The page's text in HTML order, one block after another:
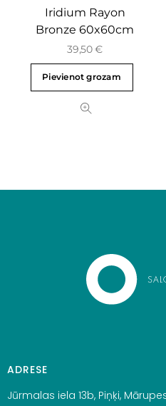
Iridium Rayon
Bronze 60x60cm
39,50€
Pievienot grozam
ADRESE
Jūrmalas iela 13b, Piņķi,